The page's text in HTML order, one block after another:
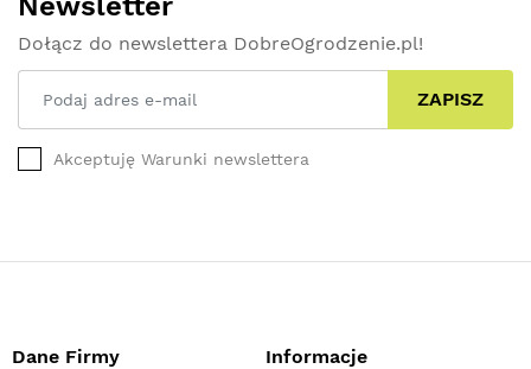
Dołącz do newslettera DobreOgrodzenie.pl!
ZAPISZ
Akceptuję Warunki newslettera
Dane Firmy Informacje